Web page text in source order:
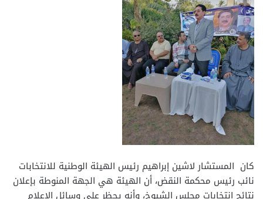
كان المستشار لاشين إبراهيم رئيس الهيئة الوطنية للانتخابات
نائب رئيس محكمة النقض، أن الهيئة هي الجهة المنوطة بإعلان
نتائج انتخابات مجلس الشيوخ، وأنه يحظر على وسائل الإعلام